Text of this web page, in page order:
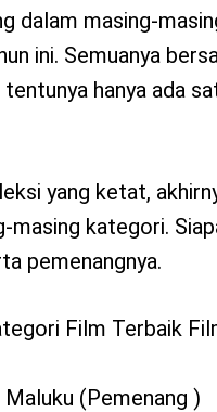
dalam masing-
ini. Semuanya
hanya ada
yang ketat,
kategori.
pemenangnya.
Film Terbaik
(Pemenang )